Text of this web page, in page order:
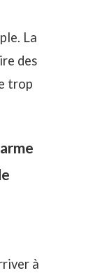
La
des
trop
à